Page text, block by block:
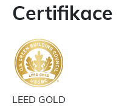
Certifikace
LEED GOLD